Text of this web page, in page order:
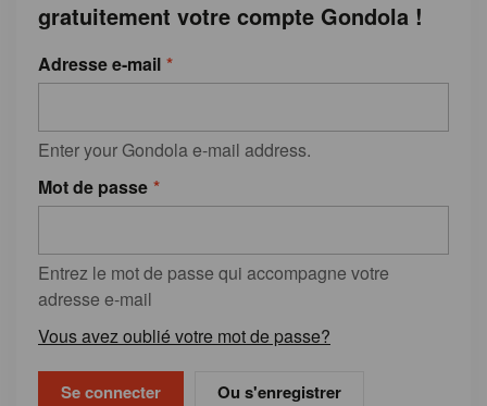
gratuitement votre compte Gondola !
Adresse e-mail
Enter your Gondola e-mail address.
Mot de passe
Entrez le mot de passe qui accompagne votre
adresse e-mail
Vous avez oublié votre mot de passe?
Ou s'enregistrer